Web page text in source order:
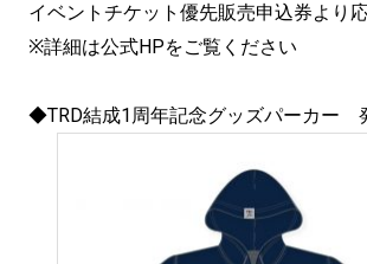
イベントチケット優先販売申込券より
※詳細は公式HPをご覧ください
◆TRD結成1周年記念グッズパーカー